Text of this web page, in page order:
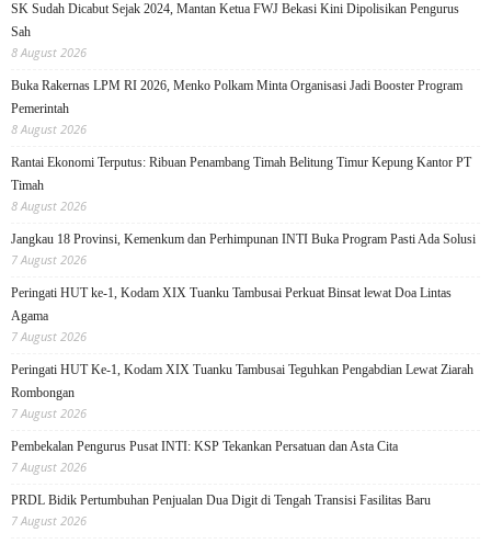
SK Sudah Dicabut Sejak 2024, Mantan Ketua FWJ Bekasi Kini Dipolisikan Pengurus
Sah
8 August 2026
Buka Rakernas LPM RI 2026, Menko Polkam Minta Organisasi Jadi Booster Program
Pemerintah
8 August 2026
Rantai Ekonomi Terputus: Ribuan Penambang Timah Belitung Timur Kepung Kantor PT
Timah
8 August 2026
Jangkau 18 Provinsi, Kemenkum dan Perhimpunan INTI Buka Program Pasti Ada Solusi
7 August 2026
Peringati HUT ke-1, Kodam XIX Tuanku Tambusai Perkuat Binsat lewat Doa Lintas
Agama
7 August 2026
Peringati HUT Ke-1, Kodam XIX Tuanku Tambusai Teguhkan Pengabdian Lewat Ziarah
Rombongan
7 August 2026
Pembekalan Pengurus Pusat INTI: KSP Tekankan Persatuan dan Asta Cita
7 August 2026
PRDL Bidik Pertumbuhan Penjualan Dua Digit di Tengah Transisi Fasilitas Baru
7 August 2026